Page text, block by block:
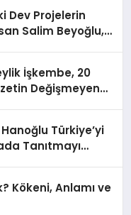
Dev Projelerin
Salim Beyoğlu,
İşkembe, 20
Değişmeyen
Türkiye’yi
Tanıtmayı
Kökeni, Anlamı ve